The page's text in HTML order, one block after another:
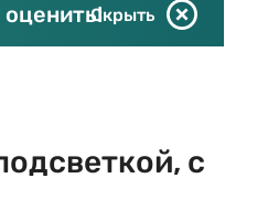
Скрыть
с